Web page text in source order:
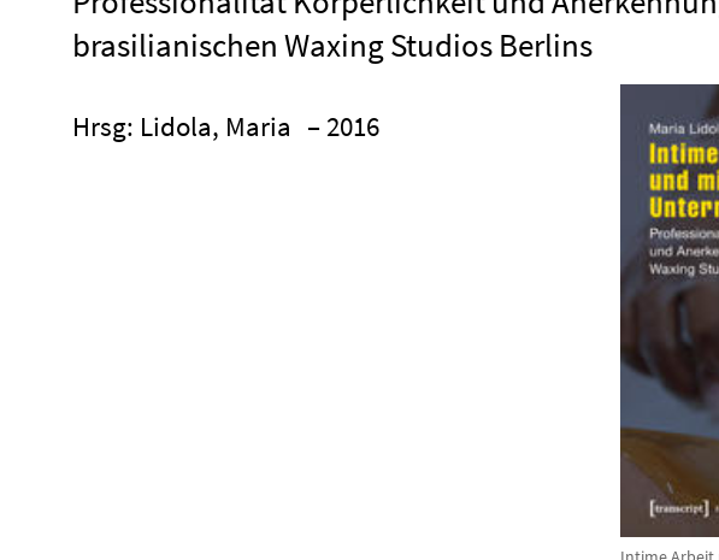
brasilianischen Waxing Studios Berlins
Hrsg: Lidola, Maria – 2016